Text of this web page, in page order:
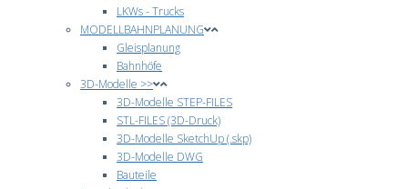
LKWs - Trucks
MODELLBAHNPLANUNG
Gleisplanung
Bahnhöfe
3D-Modelle >>
3D-Modelle STEP-FILES
STL-FILES (3D-Druck)
3D-Modelle SketchUp (.skp)
3D-Modelle DWG
Bauteile